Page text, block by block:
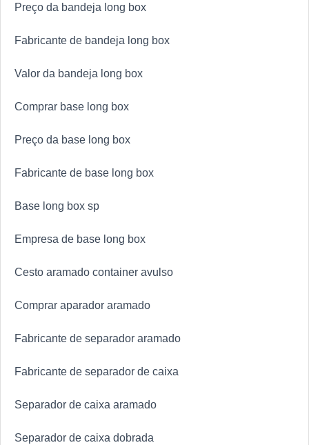
Preço da bandeja long box
Fabricante de bandeja long box
Valor da bandeja long box
Comprar base long box
Preço da base long box
Fabricante de base long box
Base long box sp
Empresa de base long box
Cesto aramado container avulso
Comprar aparador aramado
Fabricante de separador aramado
Fabricante de separador de caixa
Separador de caixa aramado
Separador de caixa dobrada